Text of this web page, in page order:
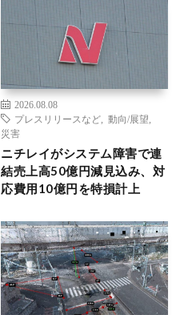
2026.08.08
プレスリリースなど
動向/展望
災害
ニチレイがシステム障害で連
結売上高50億円減見込み、対
応費用10億円を特損計上